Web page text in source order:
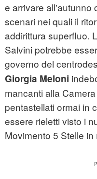
e arrivare all'autunno
scenari nei quali il
addirittura superfluo.
Salvini potrebbe
governo del
Giorgia Meloni
mancanti alla
pentastellati ormai in
essere rieletti visto i
Movimento 5 Stelle in